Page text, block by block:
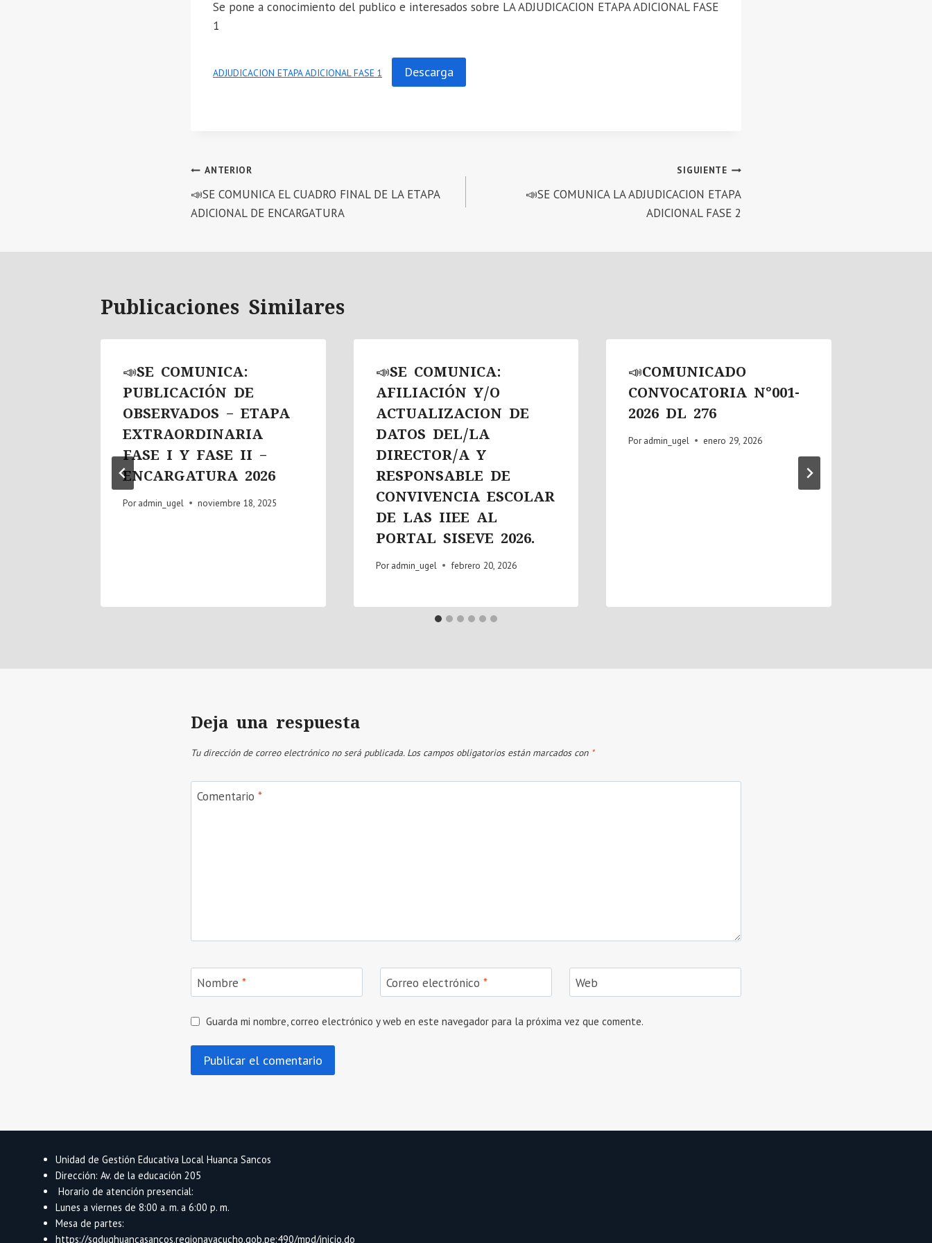
Se pone a conocimiento del publico e interesados sobre LA ADJUDICACION ETAPA ADICIONAL FASE
1
ADJUDICACION ETAPA ADICIONAL FASE 1 Descarga
Navegación
de
ANTERIOR
📣SE COMUNICA EL CUADRO FINAL DE LA ETAPA
ADICIONAL DE ENCARGATURA
SIGUIENTE
📣SE COMUNICA LA ADJUDICACION ETAPA
ADICIONAL FASE 2
Publicaciones Similares
📣SE COMUNICA:
PUBLICACIÓN DE
OBSERVADOS – ETAPA
EXTRAORDINARIA
FASE I Y FASE II –
ENCARGATURA 2026
Por admin_ugel noviembre 18, 2025
📣SE COMUNICA:
AFILIACIÓN Y/O
ACTUALIZACION DE
DATOS DEL/LA
DIRECTOR/A Y
RESPONSABLE DE
CONVIVENCIA ESCOLAR
DE LAS IIEE AL
PORTAL SISEVE 2026.
Por admin_ugel febrero 20, 2026
📣COMUNICADO
CONVOCATORIA N°001-
2026 DL 276
Por admin_ugel enero 29, 2026
Deja una respuesta
Tu dirección de correo electrónico no será publicada. Los campos obligatorios están marcados con *
Comentario *
Nombre * Correo electrónico * Web
Guarda mi nombre, correo electrónico y web en este navegador para la próxima vez que comente.
Unidad de Gestión Educativa Local Huanca Sancos
Dirección: Av. de la educación 205
Horario de atención presencial:
Lunes a viernes de 8:00 a. m. a 6:00 p. m.
Mesa de partes:
https://sgdughuancasancos.regionayacucho.gob.pe:490/mpd/inicio.do